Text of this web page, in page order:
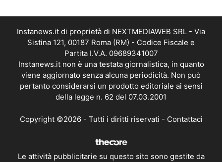
Instanews.it di proprietà di NEXTMEDIAWEB SRL - Via
Sistina 121, 00187 Roma (RM) - Codice Fiscale e
Partita I.V.A. 09689341007
Instanews.it non è una testata giornalistica, in quanto
viene aggiornato senza alcuna periodicità. Non può
pertanto considerarsi un prodotto editoriale ai sensi
della legge n. 62 del 07.03.2001
Copyright ©2026 - Tutti i diritti riservati - Contattaci
Le attività pubblicitarie su questo sito sono gestite da